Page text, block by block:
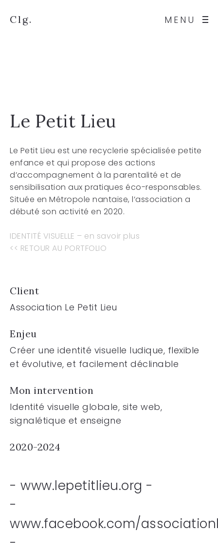
MENU
Clg.
Le Petit Lieu
Le Petit Lieu est une recyclerie spécialisée petite
enfance et qui propose des actions
d’accompagnement à la parentalité et de
sensibilisation aux pratiques éco-responsables.
Située en Métropole nantaise, l’association a
débuté son activité en 2020.
IDENTITÉ VISUELLE – en savoir plus
<< RETOUR AU PORTFOLIO
Client
Association Le Petit Lieu
Enjeu
Créer une identité visuelle ludique, flexible
et évolutive, et facilement déclinable
Mon intervention
Identité visuelle globale, site web,
signalétique et enseigne
2020-2024
- www.lepetitlieu.org -
-
www.facebook.com/
-